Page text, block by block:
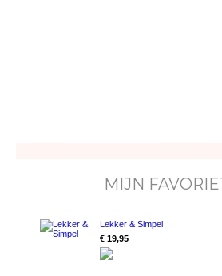
MIJN
Lekker & Simpel
€ 19,95